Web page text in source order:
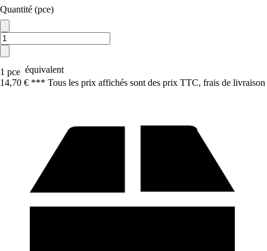
Quantité (pce)
1 pce équivalent
14,70 € *** Tous les prix affichés sont des prix TTC, frais de livraison